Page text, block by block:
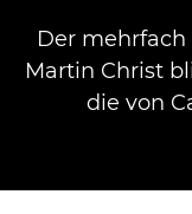
Der
Martin Christ
die von